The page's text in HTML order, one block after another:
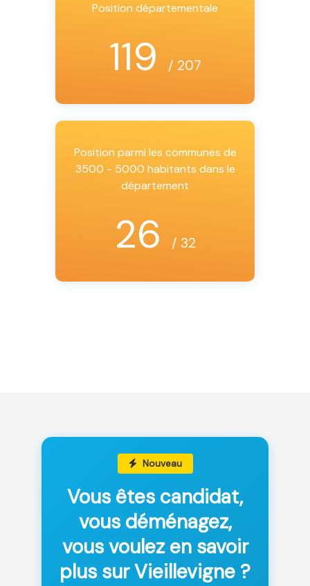
Position départementale
119 / 207
Position parmi les communes de
3500 - 5000 habitants dans le
département
26 / 32
Nouveau
Vous êtes candidat,
vous déménagez,
vous voulez en savoir
plus sur Vieillevigne ?